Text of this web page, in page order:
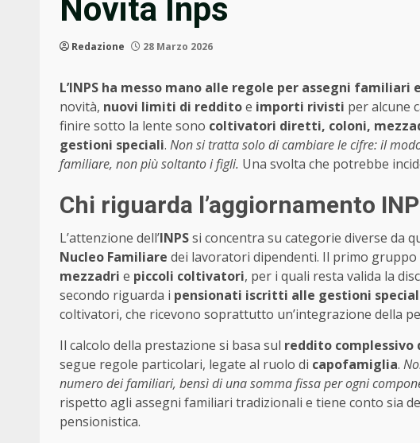
Novità Inps
Redazione 28 Marzo 2026
L’INPS ha messo mano alle regole per assegni
novità, nuovi limiti di redditoe importi rivisti per alcune
finire sotto la lente sono coltivatori diretti, coloni,
gestioni speciali. Non si tratta solo di cambiare le cifre: il
familiare, non più soltanto i figli. Una svolta che potrebbe
Chi riguarda l’aggiornamento
L’attenzione dell’INPSsi concentra su categorie diverse da
Nucleo Familiare dei lavoratori dipendenti. Il primo gruppo
mezzadri e piccoli coltivatori, per i quali resta valida la
secondo riguarda i pensionati iscritti alle gestioni
coltivatori, che ricevono soprattutto un’integrazione della
Il calcolo della prestazione si basa sul reddito complessivo
segue regole particolari, legate al ruolo di capofamiglia.
numero dei familiari, bensì di una somma fissa per ogni
rispetto agli assegni familiari tradizionali e tiene conto sia
pensionistica.